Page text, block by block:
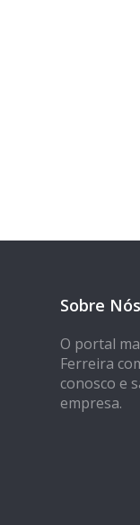
Sobre Nós
O portal
Ferreira
conosco e
empresa.